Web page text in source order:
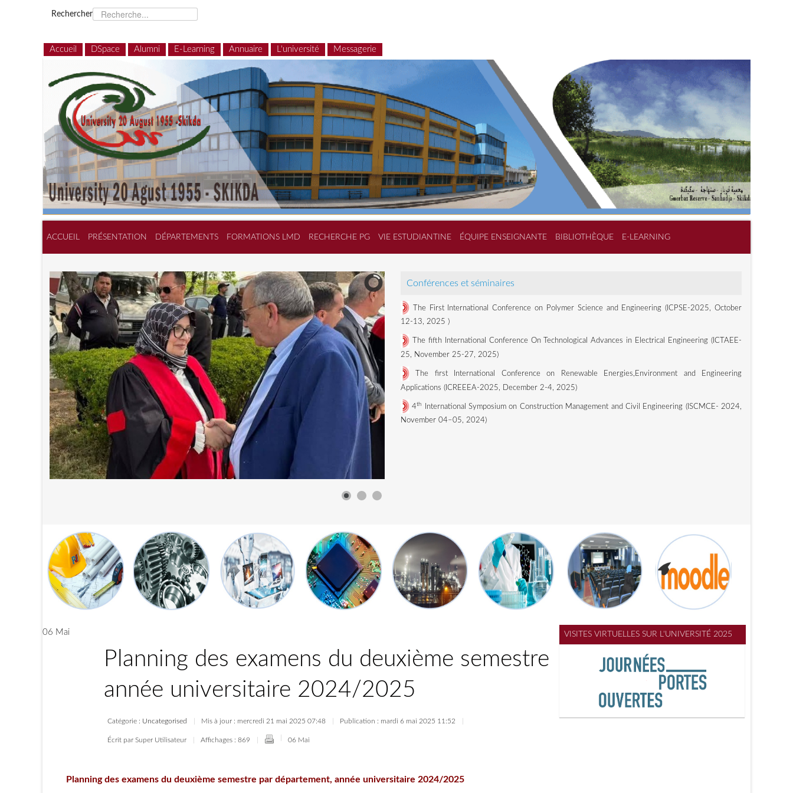
Rechercher
Accueil DSpace Alumni E-Learning Annuaire L'université Messagerie
ACCUEIL PRÉSENTATION DÉPARTEMENTS FORMATIONS LMD RECHERCHE PG VIE ESTUDIANTINE ÉQUIPE ENSEIGNANTE BIBLIOTHÈQUE E-LEARNING
Conférences et séminaires
The First International Conference on Polymer Science and Engineering (ICPSE-2025, October
12-13, 2025 )
The fifth International Conference On Technological Advances in Electrical Engineering (ICTAEE-
25, November 25-27, 2025)
The first International Conference on Renewable Energies,Environment and Engineering
Applications (ICREEEA-2025, December 2-4, 2025)
4th
International Symposium on Construction Management and Civil Engineering (ISCMCE- 2024,
November 04–05, 2024)
06 Mai
Planning des examens du deuxième semestre
année universitaire 2024/2025
Catégorie : Uncategorised Mis à jour : mercredi 21 mai 2025 07:48 Publication : mardi 6 mai 2025 11:52
Écrit par Super Utilisateur Affichages : 869 06 Mai
Planning des examens du deuxième semestre par département, année universitaire 2024/2025
VISITES VIRTUELLES SUR L'UNIVERSITÉ 2025